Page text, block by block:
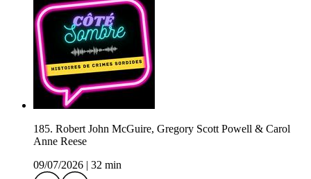
185. Robert John McGuire, Gregory Scott Powell & Carol
Anne Reese
09/07/2026
32 min